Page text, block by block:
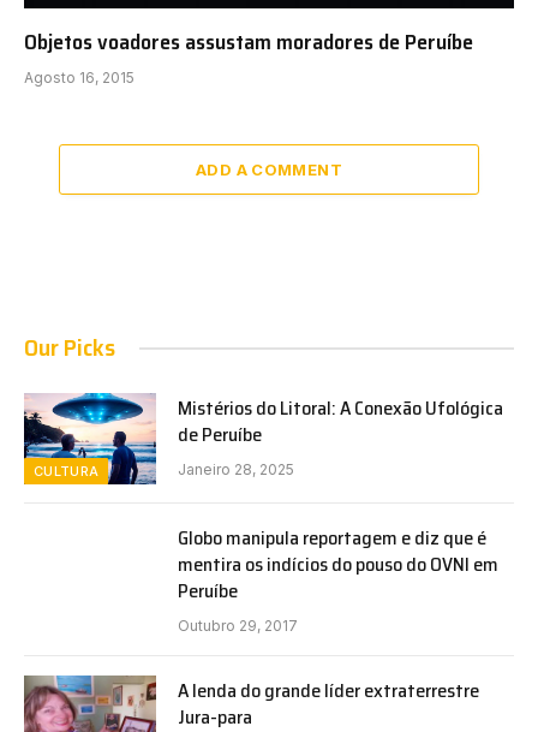
Objetos voadores assustam moradores de Peruíbe
Agosto 16, 2015
ADD A COMMENT
Our Picks
CULTURA
Mistérios do Litoral: A Conexão Ufológica
de Peruíbe
Janeiro 28, 2025
Globo manipula reportagem e diz que é
mentira os indícios do pouso do OVNI em
Peruíbe
Outubro 29, 2017
A lenda do grande líder extraterrestre
Jura-para